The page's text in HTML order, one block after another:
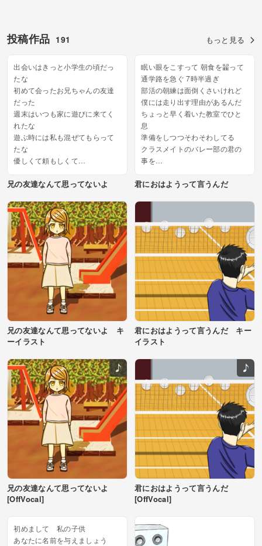
投稿作品 191 もっと見る
出会いはきっと小学生の頃だっ
たな
初めて会ったお兄ちゃんの友達
だった
週末はいつも家に遊びに来てく
れたな
遊ぶ時には私も混ぜてもらって
たな
優しくて頼もしくて
るのに
来週もまた来るって
お兄ちゃんと約束したのを
そっと聞いては嬉しくて心待ち
に...
兄の友達なんて思ってないよ
眠い眼をこすって 朝食を齧って
通学路を急ぐ 7時半過ぎ
部活の朝練は面倒くさいけれど
僕には走り出す理由があるんだ
ちょっと早く着いた教室でひと
息
準備をしつつそわそわしてる
クラスメイトのバレー部の君の
事を
だ
君におはようって言うんだ
兄の友達なんて思ってないよ キ
ーイラスト
君におはようって言うんだ キー
イラスト
兄の友達なんて思ってないよ
[OffVocal]
君におはようって言うんだ
[OffVocal]
初めまして 私の子供
あなたに名前を与えましょう